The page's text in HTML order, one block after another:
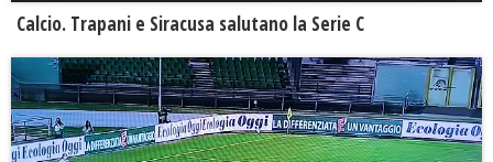
Calcio. Trapani e Siracusa salutano la Serie C